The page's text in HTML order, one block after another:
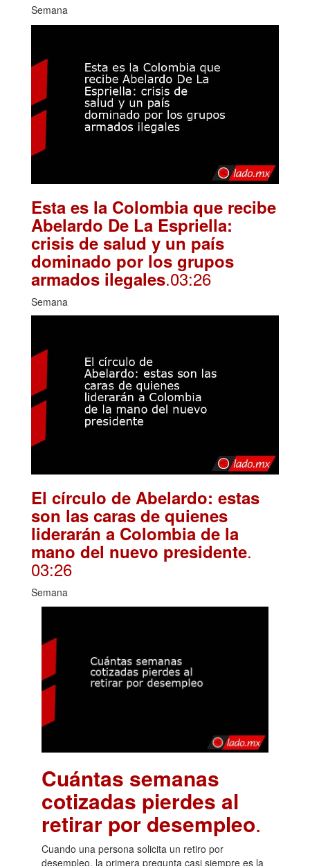
Semana
Esta es la Colombia que recibe
Abelardo De La Espriella:
crisis de salud y un país
dominado por los grupos
armados ilegales.03:26
Semana
El círculo de Abelardo: estas
son las caras de quienes
liderarán a Colombia de la
mano del nuevo presidente.
03:26
Semana
Cuántas semanas
cotizadas pierdes al
retirar por desempleo.
Cuando una persona solicita un retiro por
desempleo, la primera pregunta casi siempre es la